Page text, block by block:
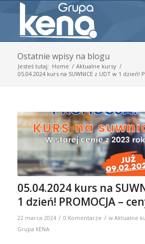
Ostatnie wpisy na blogu
Jesteś tutaj: Home / Aktualne kursy /
05.04.2024 kurs na SUWNICE z UDT w 1 dzień!
05.04.2024 kurs na
1 dzień! PROMOCJA –
22 marca 2024 / 0 Komentarze / w Aktualne
Grupa KENA